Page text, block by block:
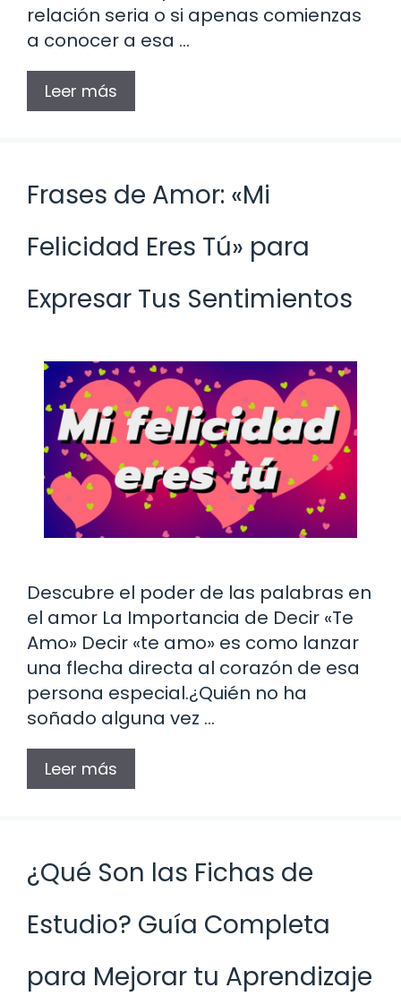
relación seria o si apenas comienzas
a conocer a esa …
Leer más
Frases de Amor: «Mi
Felicidad Eres Tú» para
Expresar Tus Sentimientos
Descubre el poder de las palabras en
el amor La Importancia de Decir «Te
Amo» Decir «te amo» es como lanzar
una flecha directa al corazón de esa
persona especial.¿Quién no ha
soñado alguna vez …
Leer más
¿Qué Son las Fichas de
Estudio? Guía Completa
para Mejorar tu Aprendizaje